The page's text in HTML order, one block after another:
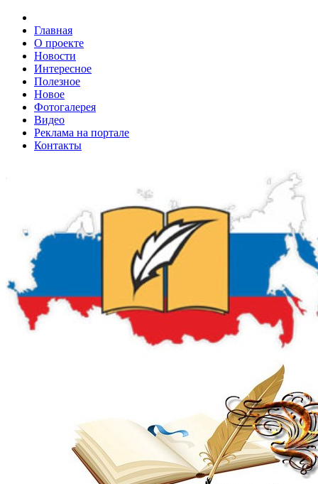
Главная
О проекте
Новости
Интересное
Полезное
Новое
Фотогалерея
Видео
Реклама на портале
Контакты